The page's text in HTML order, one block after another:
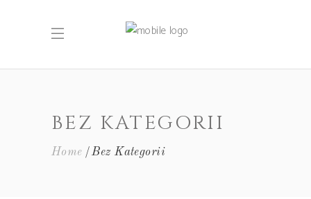
BEZ KATEGORII
Home Bez Kategorii